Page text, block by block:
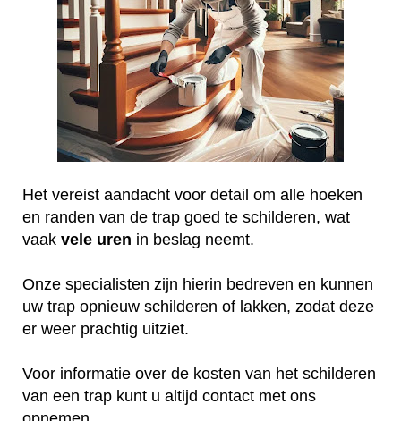
Het vereist aandacht voor detail om alle hoeken
en randen van de trap goed te schilderen, wat
vaak vele uren in beslag neemt.
Onze specialisten zijn hierin bedreven en kunnen
uw trap opnieuw schilderen of lakken, zodat deze
er weer prachtig uitziet.
Voor informatie over de kosten van het schilderen
van een trap kunt u altijd contact met ons